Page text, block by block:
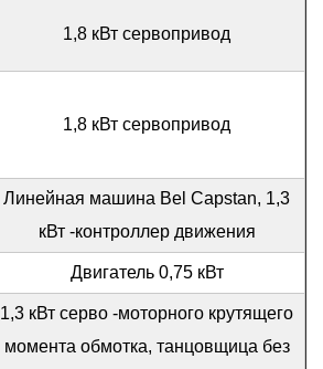
1,8 кВт сервопривод
1,8 кВт сервопривод
Линейная машина Bel Capstan, 1,3
кВт -контроллер движения
Двигатель 0,75 кВт
1,3 кВт серво -моторного крутящего
момента обмотка, танцовщица без